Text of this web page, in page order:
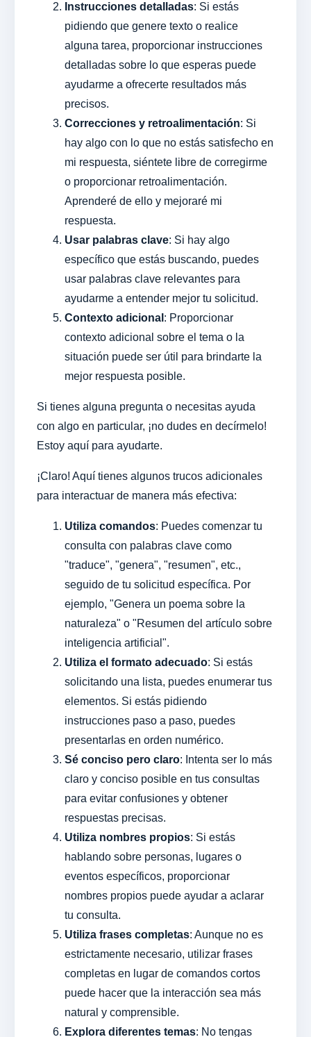
Instrucciones detalladas: Si estás
pidiendo que genere texto o realice
alguna tarea, proporcionar instrucciones
detalladas sobre lo que esperas puede
ayudarme a ofrecerte resultados más
precisos.
Correcciones y retroalimentación: Si
hay algo con lo que no estás satisfecho en
mi respuesta, siéntete libre de corregirme
o proporcionar retroalimentación.
Aprenderé de ello y mejoraré mi
respuesta.
Usar palabras clave: Si hay algo
específico que estás buscando, puedes
usar palabras clave relevantes para
ayudarme a entender mejor tu solicitud.
Contexto adicional : Proporcionar
contexto adicional sobre el tema o la
situación puede ser útil para brindarte la
mejor respuesta posible.
Si tienes alguna pregunta o necesitas ayuda
con algo en particular, ¡no dudes en decírmelo!
Estoy aquí para ayudarte.
¡Claro! Aquí tienes algunos trucos adicionales
para interactuar de manera más efectiva:
Utiliza comandos: Puedes comenzar tu
consulta con palabras clave como
"traduce", "genera", "resumen", etc.,
seguido de tu solicitud específica. Por
ejemplo, "Genera un poema sobre la
naturaleza" o "Resumen del artículo sobre
inteligencia artificial".
Utiliza el formato adecuado: Si estás
solicitando una lista, puedes enumerar tus
elementos. Si estás pidiendo
instrucciones paso a paso, puedes
presentarlas en orden numérico.
Sé conciso pero claro: Intenta ser lo más
claro y conciso posible en tus consultas
para evitar confusiones y obtener
respuestas precisas.
Utiliza nombres propios: Si estás
hablando sobre personas, lugares o
eventos específicos, proporcionar
nombres propios puede ayudar a aclarar
tu consulta.
Utiliza frases completas: Aunque no es
estrictamente necesario, utilizar frases
completas en lugar de comandos cortos
puede hacer que la interacción sea más
natural y comprensible.
Explora diferentes temas: No tengas